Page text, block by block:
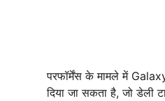
परफॉर्मेंस के मामले में
दिया जा सकता है, जो डेली